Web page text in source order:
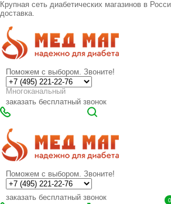
Крупная сеть диабетических магазинов в
доставка.
Поможем с выбором. Звоните!
Многоканальный
заказать бесплатный звонок
Поможем с выбором. Звоните!
заказать бесплатный звонок 0